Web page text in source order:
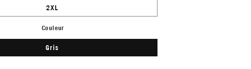
2XL
Couleur
Gris